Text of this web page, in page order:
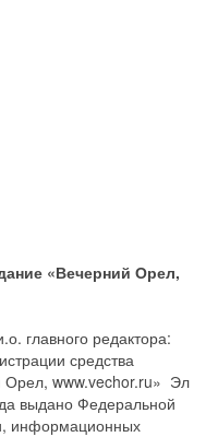
«Вечерний Орел,
главного редактора:
средства
www.vechor.ru» Эл
выдано Федеральной
информационных